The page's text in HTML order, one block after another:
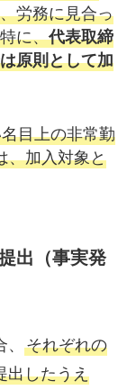
労務に見合っ
に、代表取締
原則として加
目上の非常勤
、加入対象と
出（事実発
それぞれの
出したうえ